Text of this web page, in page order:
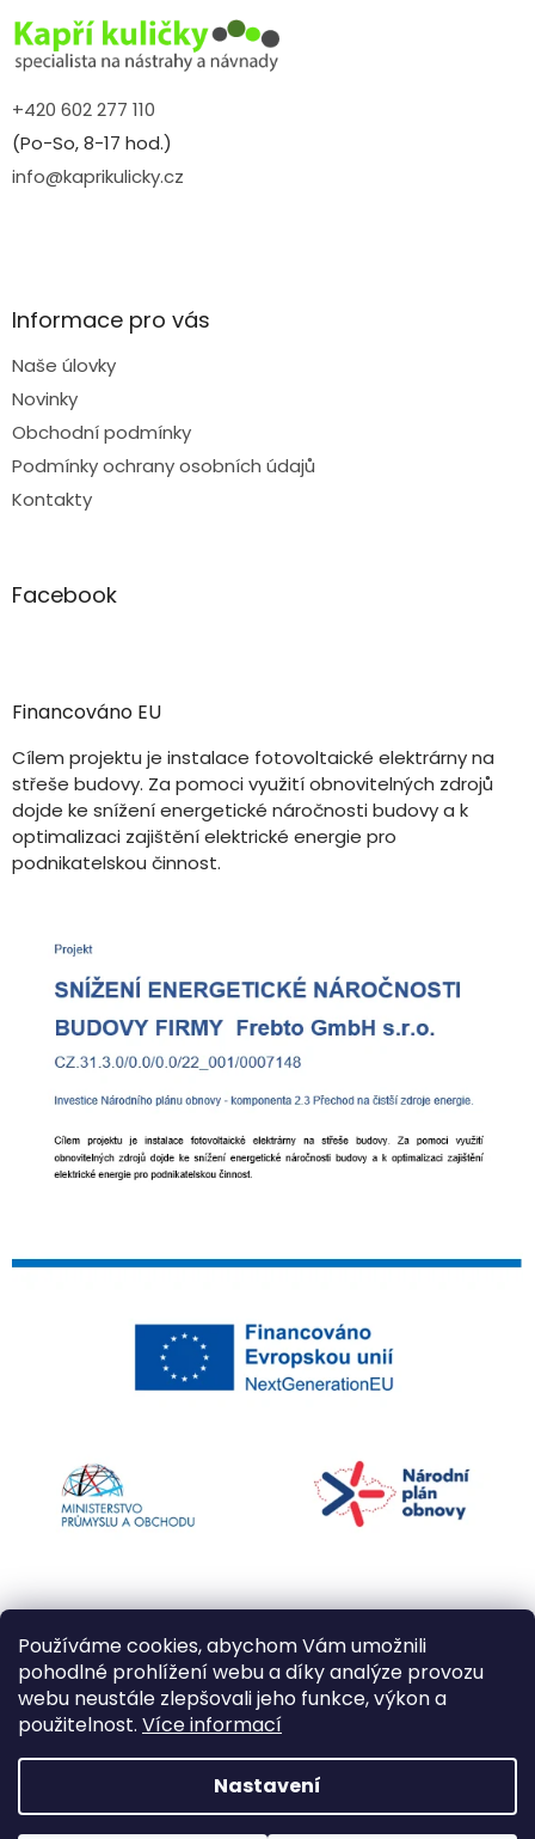
Používáme cookies, abychom Vám umožnili
pohodlné prohlížení webu a díky analýze provozu
webu neustále zlepšovali jeho funkce, výkon a
použitelnost. Více informací
Nastavení
+420 602 277 110
(Po-So, 8-17 hod.)
info@kaprikulicky.cz
Informace pro vás
Naše úlovky
Novinky
Obchodní podmínky
Podmínky ochrany osobních údajů
Kontakty
Facebook
Financováno EU
Cílem projektu je instalace fotovoltaické elektrárny na
střeše budovy. Za pomoci využití obnovitelných zdrojů
dojde ke snížení energetické náročnosti budovy a k
optimalizaci zajištění elektrické energie pro
podnikatelskou činnost.
Vytvořil Shoptet